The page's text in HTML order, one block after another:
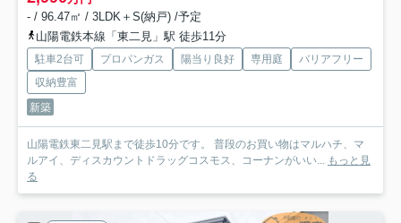
- / 96.47㎡ / 3LDK＋S(納戸) /予定
山陽電鉄本線「東二見」駅 徒歩11分
駐車2台可 プロパンガス 陽当り良好 専用庭
バリアフリー
収納豊富
新築
山陽電鉄東二見駅まで徒歩10分です。 普段のお買い物はマルハチ、マ
ルアイ、ディスカウントドラッグコスモス、コーナンがいい... もっと見
る